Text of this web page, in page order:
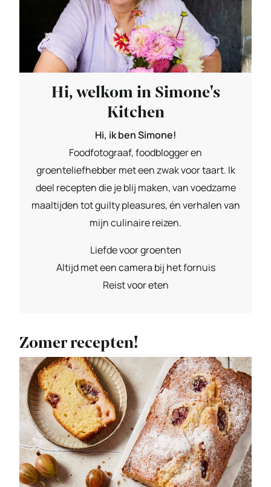
Hi, welkom in Simone's
Kitchen
Hi, ik ben Simone!
Foodfotograaf, foodblogger en
groenteliefhebber met een zwak voor taart. Ik
deel recepten die je blij maken, van voedzame
maaltijden tot guilty pleasures, én verhalen van
mijn culinaire reizen.
Liefde voor groenten
Altijd met een camera bij het fornuis
Reist voor eten
Zomer recepten!